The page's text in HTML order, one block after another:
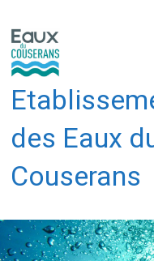
content
des Eaux
Couserans